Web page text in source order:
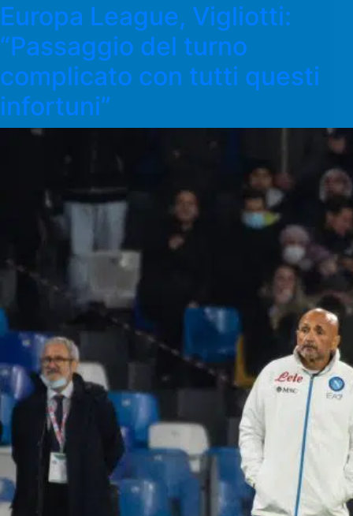
Europa League, Vigliotti:
“Passaggio del turno
complicato con tutti questi
infortuni”